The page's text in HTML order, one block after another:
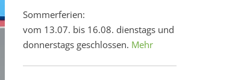
Sommerferien:
vom 13.07. bis 16.08. dienstags und
donnerstags geschlossen. Mehr